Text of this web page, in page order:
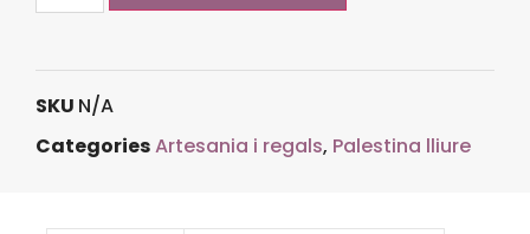
SKU N/A
CategoriesArtesania i regals, Palestina lliure